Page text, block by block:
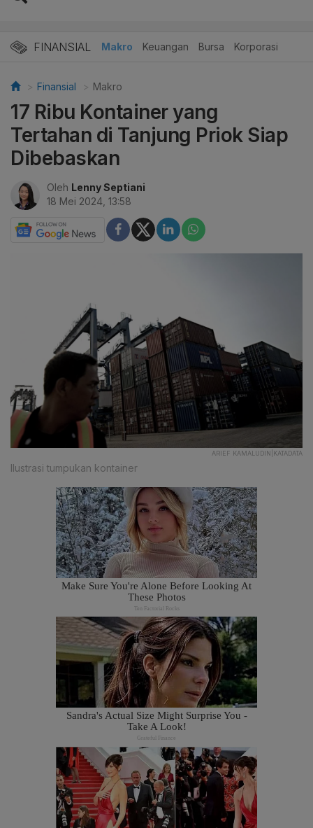
FINANSIAL Makro Keuangan Bursa Korporasi
Finansial Makro
17 Ribu Kontainer yang
Tertahan di Tanjung Priok Siap
Dibebaskan
Oleh Lenny Septiani
18 Mei 2024, 13:58
ARIEF KAMALUDIN|KATADATA
Ilustrasi tumpukan kontainer